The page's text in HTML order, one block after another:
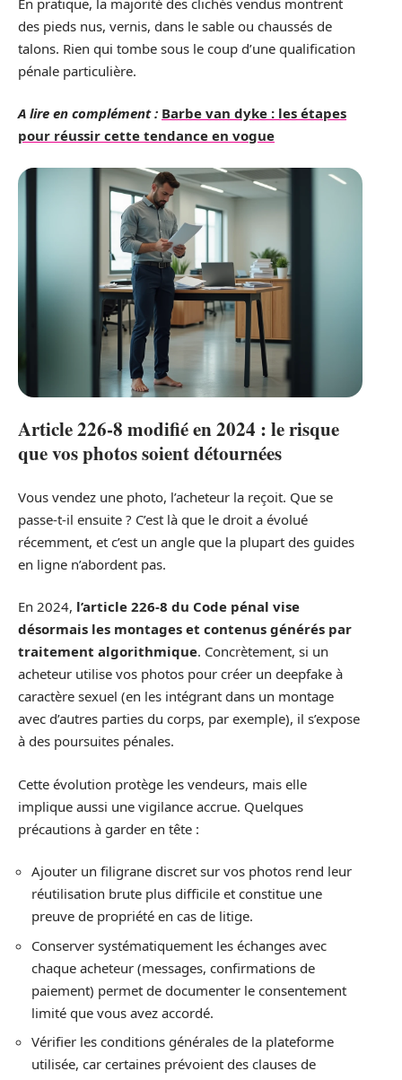
des pieds nus, vernis, dans le sable ou chaussés de
talons. Rien qui tombe sous le coup d’une qualification
pénale particulière.
A lire en complément : Barbe van dyke : les étapes
pour réussir cette tendance en vogue
Article 226-8 modifié en 2024 : le risque
que vos photos soient détournées
Vous vendez une photo, l’acheteur la reçoit. Que se
passe-t-il ensuite ? C’est là que le droit a évolué
récemment, et c’est un angle que la plupart des guides
en ligne n’abordent pas.
En 2024, l’article 226-8 du Code pénal vise
désormais les montages et contenus générés par
traitement algorithmique. Concrètement, si un
acheteur utilise vos photos pour créer un deepfake à
caractère sexuel (en les intégrant dans un montage
avec d’autres parties du corps, par exemple), il s’expose
à des poursuites pénales.
Cette évolution protège les vendeurs, mais elle
implique aussi une vigilance accrue. Quelques
précautions à garder en tête :
Ajouter un filigrane discret sur vos photos rend leur
réutilisation brute plus difficile et constitue une
preuve de propriété en cas de litige.
Conserver systématiquement les échanges avec
chaque acheteur (messages, confirmations de
paiement) permet de documenter le consentement
limité que vous avez accordé.
Vérifier les conditions générales de la plateforme
utilisée, car certaines prévoient des clauses de